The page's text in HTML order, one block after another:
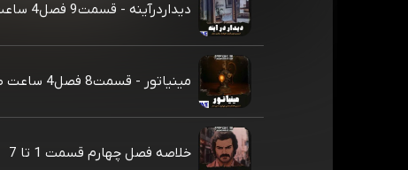
دیداردرآینه - قسمت9 فصل4 ساعت صفر
مینیاتور - قسمت8 فصل4 ساعت صفر
خلاصه فصل چهارم قسمت 1 تا 7